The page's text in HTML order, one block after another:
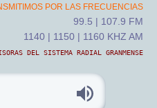
POR LAS FRECUENCIAS
99.5 | 107.9 FM
1140 | 1150 | 1160 KHZ AM
DEL SISTEMA RADIAL GRANMENSE